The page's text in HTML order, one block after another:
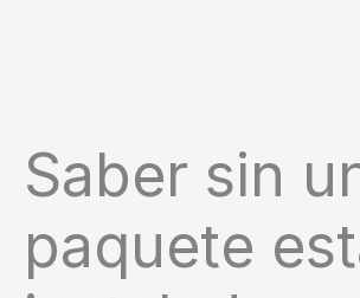
Saber sin
paquete